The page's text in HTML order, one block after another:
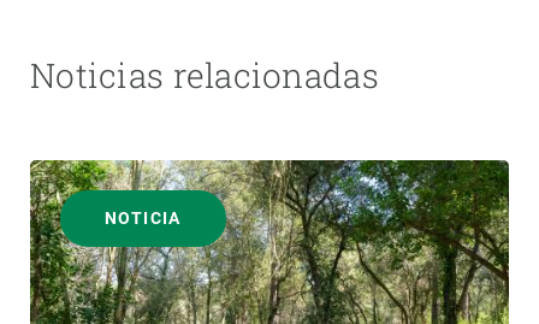
Noticias relacionadas
NOTICIA